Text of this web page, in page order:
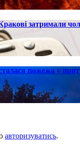
затримали
пожежа у
авторизуватись.